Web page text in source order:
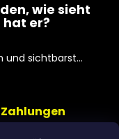
wie sieht
hat er?
und sichtbarst...